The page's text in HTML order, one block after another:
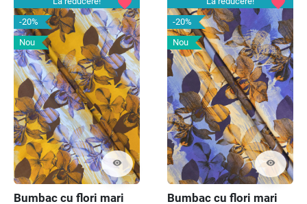
-20%
Nou
visibility
Bumbac cu flori mari
-20%
Nou
visibility
Bumbac cu flori mari